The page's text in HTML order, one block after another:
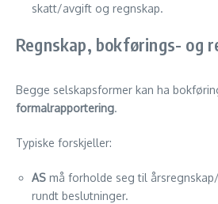
skatt/avgift og regnskap.
Regnskap, bokførings- og
Begge selskapsformer kan ha
formalrapportering.
Typiske forskjeller:
AS må forholde seg til
rundt beslutninger.